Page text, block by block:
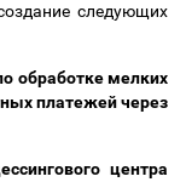
следующих
обработке мелких
платежей через
центра